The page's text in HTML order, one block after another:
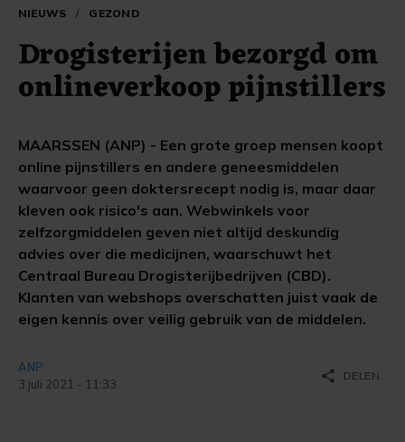
NIEUWS / GEZOND
Drogisterijen bezorgd om
onlineverkoop pijnstillers
MAARSSEN (ANP) - Een grote groep mensen koopt
online pijnstillers en andere geneesmiddelen
waarvoor geen doktersrecept nodig is, maar daar
kleven ook risico's aan. Webwinkels voor
zelfzorgmiddelen geven niet altijd deskundig
advies over die medicijnen, waarschuwt het
Centraal Bureau Drogisterijbedrijven (CBD).
Klanten van webshops overschatten juist vaak de
eigen kennis over veilig gebruik van de middelen.
ANP
3 juli 2021 - 11:33
share DELEN